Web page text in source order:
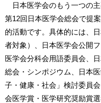
日本医学会のもう一つの
第12回日本医学会総会で提
的活動です。具体的には、
者対象）、日本医学会公開
医学会分科会用語委員会、
総会・シンポジウム、日本
子・健康・社会」検討委員
会医学賞・医学研究奨励賞